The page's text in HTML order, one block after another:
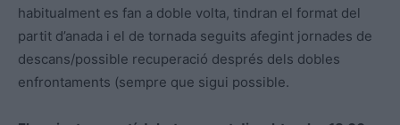
habitualment es fan a doble volta, tindran el format del
partit d’anada i el de tornada seguits afegint jornades de
descans/possible recuperació després dels dobles
enfrontaments (sempre que sigui possible.